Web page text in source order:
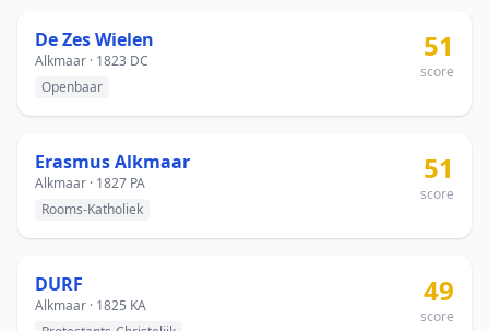
De Zes Wielen
Alkmaar · 1823 DC
Openbaar
51
score
Erasmus Alkmaar
Alkmaar · 1827 PA
Rooms-Katholiek
51
score
DURF
Alkmaar · 1825 KA
49
score